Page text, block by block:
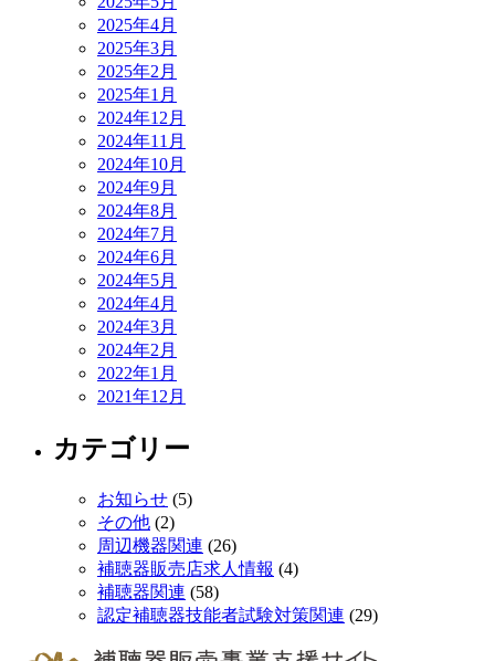
2025年4月
2025年3月
2025年2月
2025年1月
2024年12月
2024年11月
2024年10月
2024年9月
2024年8月
2024年7月
2024年6月
2024年5月
2024年4月
2024年3月
2024年2月
2022年1月
2021年12月
カテゴリー
お知らせ (5)
その他 (2)
周辺機器関連 (26)
補聴器販売店求人情報 (4)
補聴器関連 (58)
認定補聴器技能者試験対策関連 (29)